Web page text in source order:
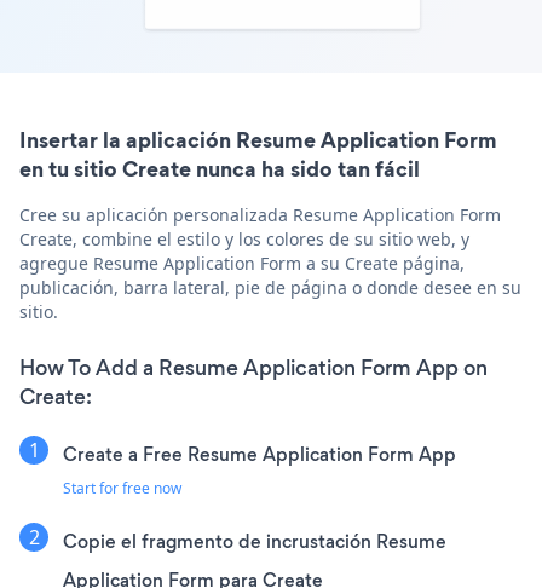
Insertar la aplicación Resume Application Form
en tu sitio Create nunca ha sido tan fácil
Cree su aplicación personalizada Resume Application Form
Create, combine el estilo y los colores de su sitio web, y
agregue Resume Application Form a su Create página,
publicación, barra lateral, pie de página o donde desee en su
sitio.
How To Add a Resume Application Form App on
Create:
Create a Free Resume Application Form App
Start for free now
Copie el fragmento de incrustación Resume
Application Form para Create